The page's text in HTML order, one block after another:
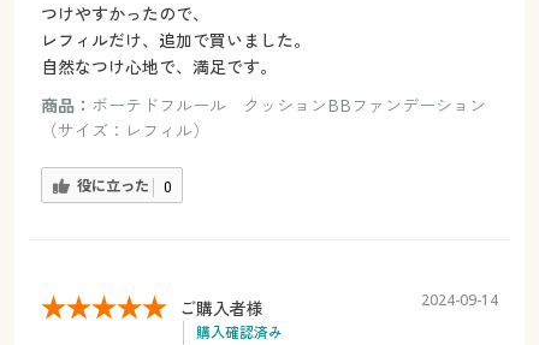
つけやすかったので、
レフィルだけ、追加で買いました。
自然なつけ心地で、満足です。
商品： ボーテドフルール クッションBBファンデーション
（サイズ：レフィル）
役に立った 0
ご購入者様
購入確認済み
2024-09-14